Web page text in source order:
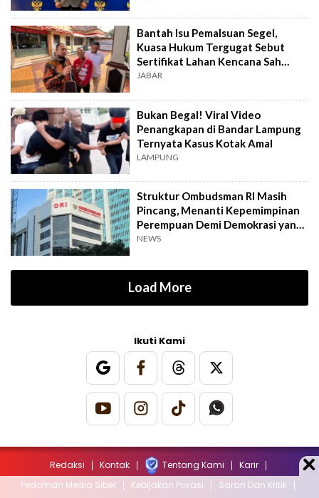
Bantah Isu Pemalsuan Segel,
Kuasa Hukum Tergugat Sebut
Sertifikat Lahan Kencana Sah
Lewat PTSL
JABAR
Bukan Begal! Viral Video
Penangkapan di Bandar Lampung
Ternyata Kasus Kotak Amal
LAMPUNG
Struktur Ombudsman RI Masih
Pincang, Menanti Kepemimpinan
Perempuan Demi Demokrasi yang
Inklusif
NEWS
Load More
Ikuti Kami
Redaksi Kontak Tentang Kami
Karir
Pedoman Media Siber
Kebijakan Privasi Saran Dan Kritik